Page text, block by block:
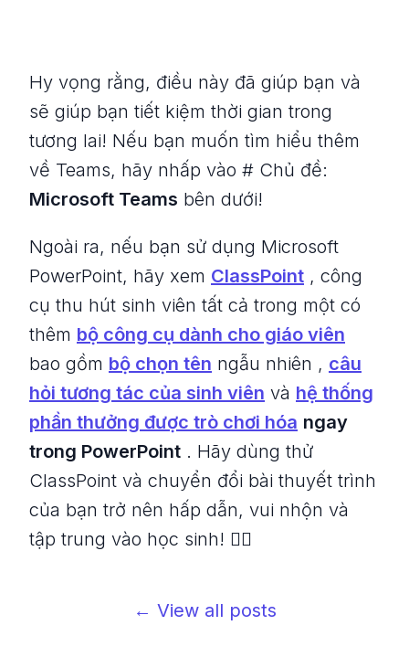
Hy vọng rằng, điều này đã giúp bạn và
sẽ giúp bạn tiết kiệm thời gian trong
tương lai! Nếu bạn muốn tìm hiểu thêm
về Teams, hãy nhấp vào # Chủ đề:
Microsoft Teams bên dưới!
Ngoài ra, nếu bạn sử dụng Microsoft
PowerPoint, hãy xem ClassPoint , công
cụ thu hút sinh viên tất cả trong một có
thêm bộ công cụ dành cho giáo viên
bao gồm bộ chọn tên ngẫu nhiên , câu
hỏi tương tác của sinh viên và hệ thống
phần thưởng được trò chơi hóa ngay
trong PowerPoint . Hãy dùng thử
ClassPoint và chuyển đổi bài thuyết trình
của bạn trở nên hấp dẫn, vui nhộn và
tập trung vào học sinh! 👇🏼
← View all posts